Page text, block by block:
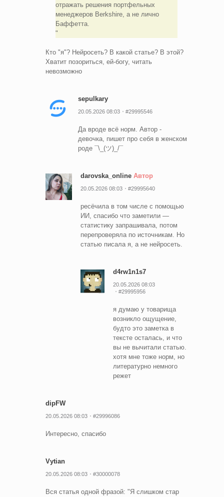
отражать решения портфельных
менеджеров Berkshire, а не лично
Баффетта.
Кто "я"? Нейросеть? В какой статье? В этой?
Хватит позориться, ей-богу, читать
невозможно
sepulkary
20.05.2026 08:03 #29995546
Да вроде всё норм. Автор -
девочка, пишет про себя в женском
роде ¯\_(ツ)_/¯
darovska_online Автор
20.05.2026 08:03 #29995640
ресёчила в том числе с помощью
ИИ, спасибо что заметили —
статистику запрашивала, потом
перепроверяла по источникам. Но
статью писала я, а не нейросеть.
d4rw1n1s7
20.05.2026 08:03
#29995956
я думаю у товарища
возникло ощущение,
будто это заметка в
тексте осталась, и что
вы не вычитали статью.
хотя мне тоже норм, но
литературно немного
режет
dipFW
20.05.2026 08:03 #29996086
Интересно, спасибо
Vytian
20.05.2026 08:03 #30000078
Вся статья одной фразой: "Я слишком стар